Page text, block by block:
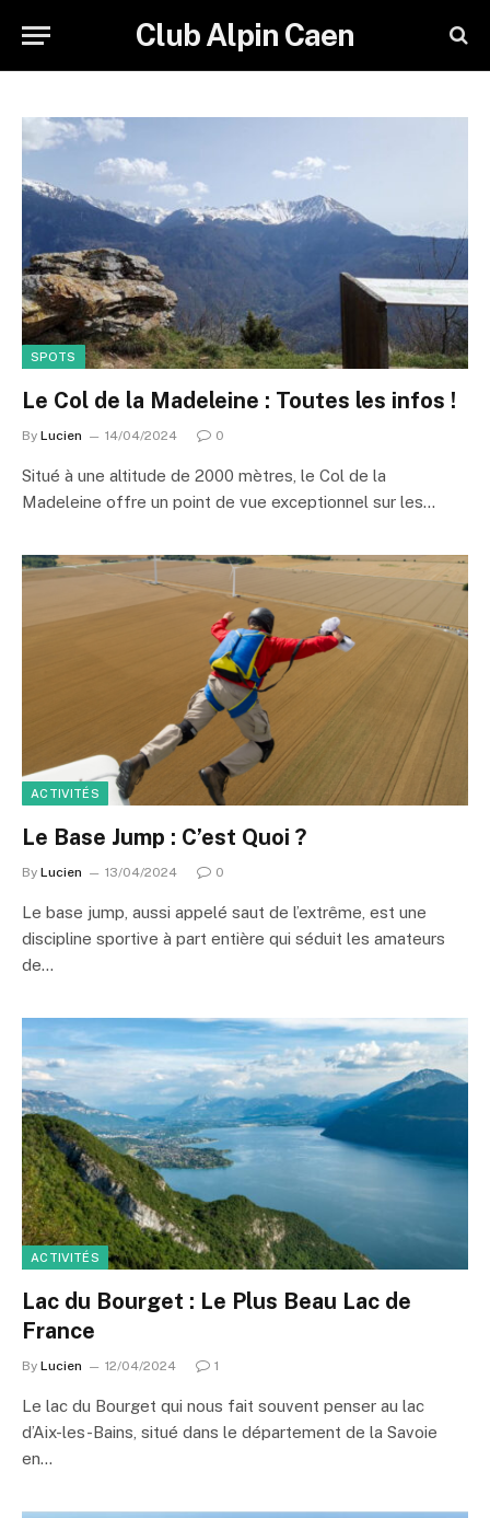
Club Alpin Caen
SPOTS
Le Col de la Madeleine : Toutes les infos !
By Lucien 14/04/2024 0
Situé à une altitude de 2000 mètres, le Col de la
Madeleine offre un point de vue exceptionnel sur les…
ACTIVITÉS
Le Base Jump : C’est Quoi ?
By Lucien 13/04/2024 0
Le base jump, aussi appelé saut de l’extrême, est une
discipline sportive à part entière qui séduit les amateurs
de…
ACTIVITÉS
Lac du Bourget : Le Plus Beau Lac de
France
By Lucien 12/04/2024 1
Le lac du Bourget qui nous fait souvent penser au lac
d’Aix-les-Bains, situé dans le département de la Savoie
en…